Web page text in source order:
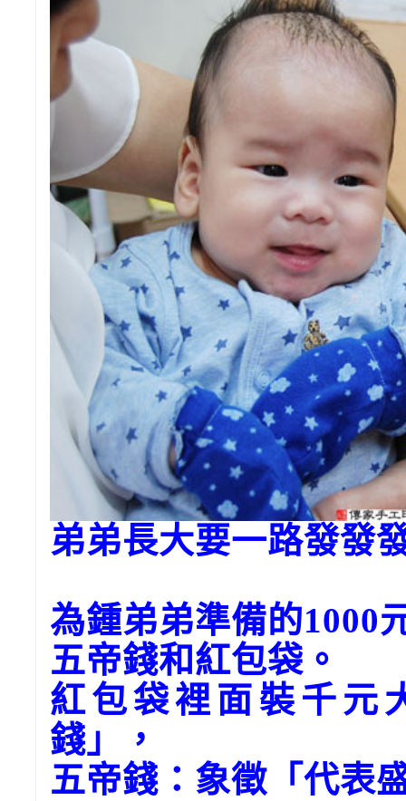
弟弟長大要一路發發
為鍾弟弟準備的1000
五帝錢和紅包袋。
紅包袋裡面裝千元
錢」，
五帝錢：象徵「代表